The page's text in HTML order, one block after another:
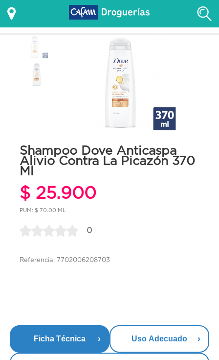
Shampoo Dove Anticaspa
Alivio Contra La Picazón 370
Ml
$ 25.900
PUM: $ 70.00 ML
0
Referencia: 7702006208703
Ficha Técnica Uso Adecuado